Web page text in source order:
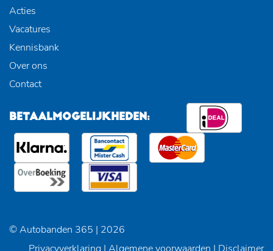
Acties
Vacatures
Kennisbank
Over ons
Contact
BETAALMOGELIJKHEDEN:
© Autobanden 365 | 2026